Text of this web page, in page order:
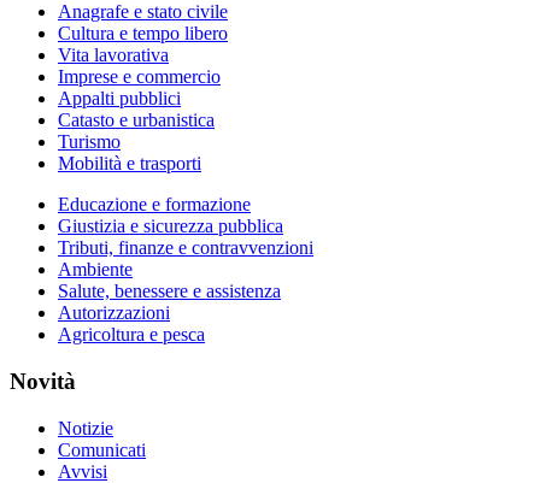
Anagrafe e stato civile
Cultura e tempo libero
Vita lavorativa
Imprese e commercio
Appalti pubblici
Catasto e urbanistica
Turismo
Mobilità e trasporti
Educazione e formazione
Giustizia e sicurezza pubblica
Tributi, finanze e contravvenzioni
Ambiente
Salute, benessere e assistenza
Autorizzazioni
Agricoltura e pesca
Novità
Notizie
Comunicati
Avvisi